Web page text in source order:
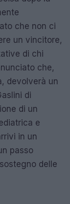
che non ci
un vincitore,
di chi
che,
devolverà un
di
di un
e
in un
passo
delle